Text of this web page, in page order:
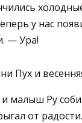
у нас
— Ура!
и малыш Ру
от радости.